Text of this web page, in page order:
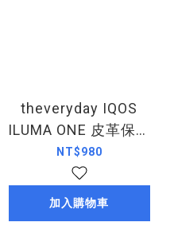
theveryday IQOS
ILUMA ONE 皮革保護
套 (極簡款)｜Leather
Case Core（26SS）
NT$980
加入購物車